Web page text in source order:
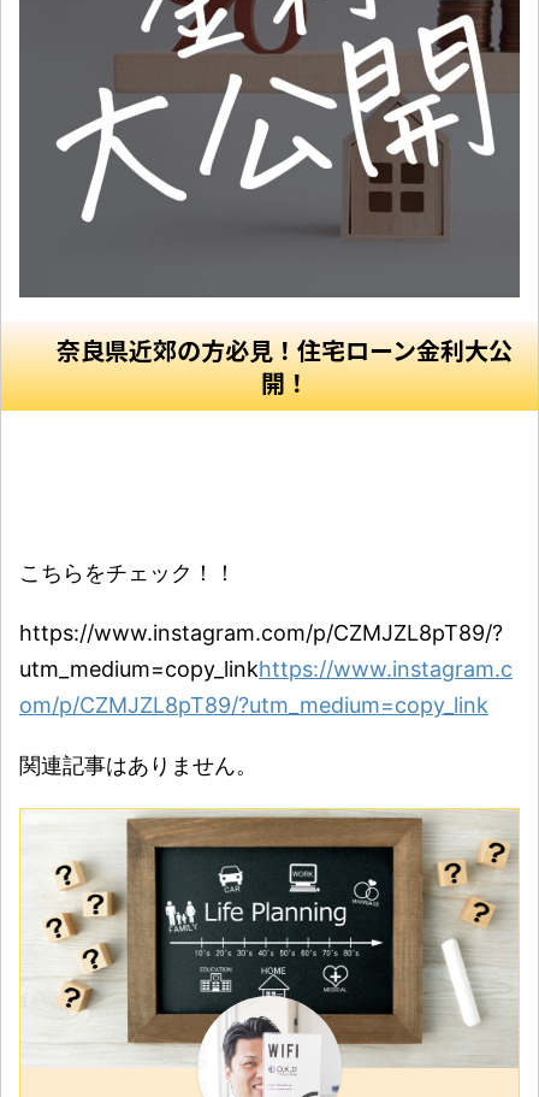
奈良県近郊の方必見！住宅ローン金利大公
開！
こちらをチェック！！
https://www.instagram.com/p/CZMJZL8pT89/?
utm_medium=copy_linkhttps://www.instagram.c
om/p/CZMJZL8pT89/?utm_medium=copy_link
関連記事はありません。